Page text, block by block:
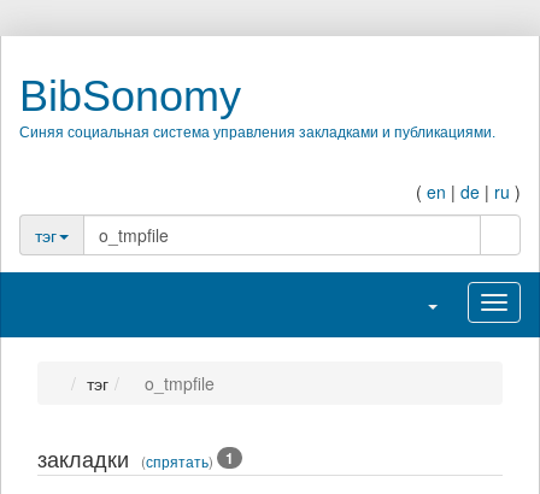
BibSonomy
Синяя социальная система управления закладками и публикациями.
( en | de | ru )
тэг
Переключить
тэг o_tmpfile
закладки (спрятать) 1